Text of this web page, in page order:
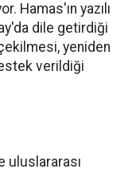
Hamas'ın yazılı
dile getirdiği
yeniden
verildiği
uluslararası